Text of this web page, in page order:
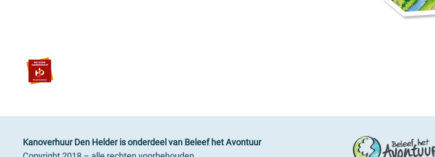
Kanoverhuur Den Helder is onderdeel van Beleef het Avontuur